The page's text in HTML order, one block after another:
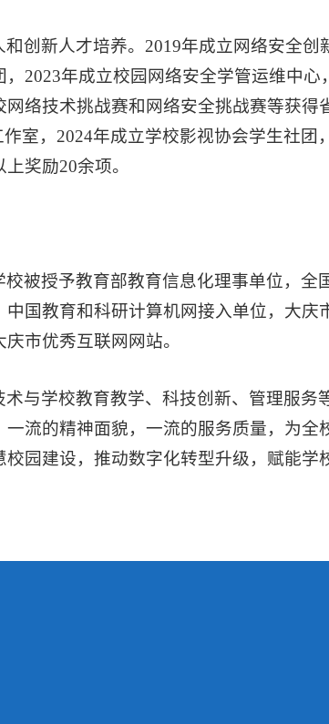
创新人才培养。2019年成立网络安全创
2023年成立校园网络安全学管运维中
络技术挑战赛和网络安全挑战赛等获得
室，2024年成立学校影视协会学生社团
奖励20余项。
被授予教育部教育信息化理事单位，全
国教育和科研计算机网接入单位，大庆
市优秀互联网网站。
与学校教育教学、科技创新、管理服务
流的精神面貌，一流的服务质量，为全
园建设，推动数字化转型升级，赋能学